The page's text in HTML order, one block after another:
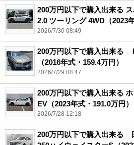
200万円以下で購入出来る
2.0 ツーリング 4WD（2023
2026/7/30 08:49
200万円以下で購入出来る
（2016年式・159.4万円）
2026/7/29 08:47
200万円以下で購入出来る
EV（2023年式・191.0万円）
2026/7/28 12:18
200万円以下で購入出来る